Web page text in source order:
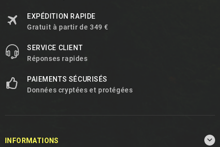
EXPÉDITION RAPIDE
Gratuit à partir de 349 €
SERVICE CLIENT
Réponses rapides
PAIEMENTS SÉCURISÉS
Données cryptées et protégées
INFORMATIONS 